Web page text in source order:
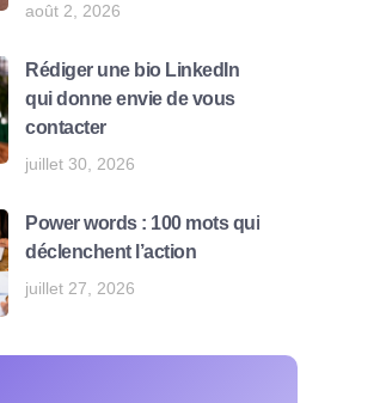
août 2, 2026
Rédiger une bio LinkedIn
qui donne envie de vous
contacter
juillet 30, 2026
Power words : 100 mots qui
déclenchent l’action
juillet 27, 2026